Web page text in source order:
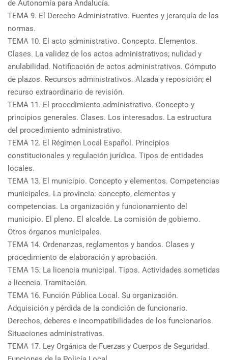
de Autonomía para Andalucía.
TEMA 9. El Derecho Administrativo. Fuentes y jerarquía de las
normas.
TEMA 10. El acto administrativo. Concepto. Elementos.
Clases. La validez de los actos administrativos; nulidad y
anulabilidad. Notificación de actos administrativos. Cómputo
de plazos. Recursos administrativos. Alzada y reposición; el
recurso extraordinario de revisión.
TEMA 11. El procedimiento administrativo. Concepto y
principios generales. Clases. Los interesados. La estructura
del procedimiento administrativo.
TEMA 12. El Régimen Local Español. Principios
constitucionales y regulación jurídica. Tipos de entidades
locales.
TEMA 13. El municipio. Concepto y elementos. Competencias
municipales. La provincia: concepto, elementos y
competencias. La organización y funcionamiento del
municipio. El pleno. El alcalde. La comisión de gobierno.
Otros órganos municipales.
TEMA 14. Ordenanzas, reglamentos y bandos. Clases y
procedimiento de elaboración y aprobación.
TEMA 15. La licencia municipal. Tipos. Actividades sometidas
a licencia. Tramitación.
TEMA 16. Función Pública Local. Su organización.
Adquisición y pérdida de la condición de funcionario.
Derechos, deberes e incompatibilidades de los funcionarios.
Situaciones administrativas.
TEMA 17. Ley Orgánica de Fuerzas y Cuerpos de Seguridad.